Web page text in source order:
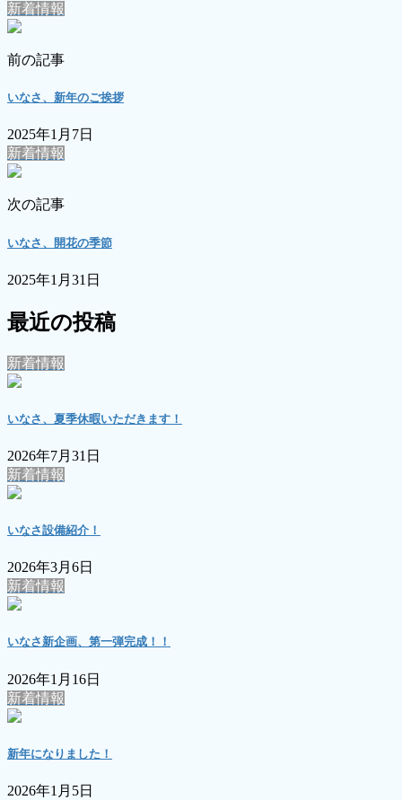
新着情報
前の記事
いなさ、新年のご挨拶
2025年1月7日
新着情報
次の記事
いなさ、開花の季節
2025年1月31日
最近の投稿
新着情報
いなさ、夏季休暇いただきます！
2026年7月31日
新着情報
いなさ設備紹介！
2026年3月6日
新着情報
いなさ新企画、第一弾完成！！
2026年1月16日
新着情報
新年になりました！
2026年1月5日